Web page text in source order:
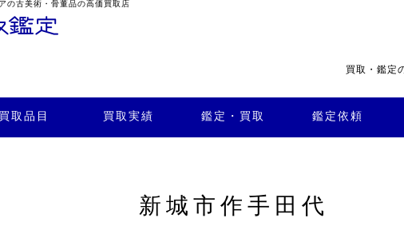
の古美術・骨董品の高価買取店
買取・鑑定
買取品目 買取実績 鑑定・買取 鑑定依頼
新城市作手田代